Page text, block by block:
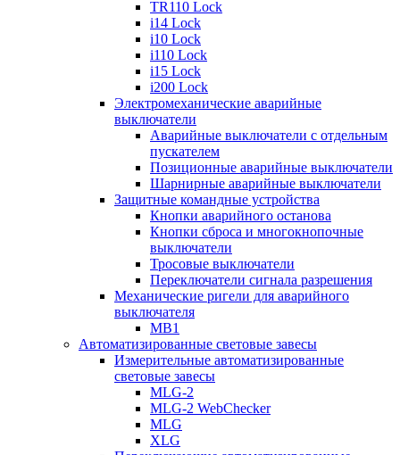
TR110 Lock
i14 Lock
i10 Lock
i110 Lock
i15 Lock
i200 Lock
Электромеханические аварийные
выключатели
Аварийные выключатели с отдельным
пускателем
Позиционные аварийные выключатели
Шарнирные аварийные выключатели
Защитные командные устройства
Кнопки аварийного останова
Кнопки сброса и многокнопочные
выключатели
Тросовые выключатели
Переключатели сигнала разрешения
Механические ригели для аварийного
выключателя
MB1
Автоматизированные световые завесы
Измерительные автоматизированные
световые завесы
MLG-2
MLG-2 WebChecker
MLG
XLG